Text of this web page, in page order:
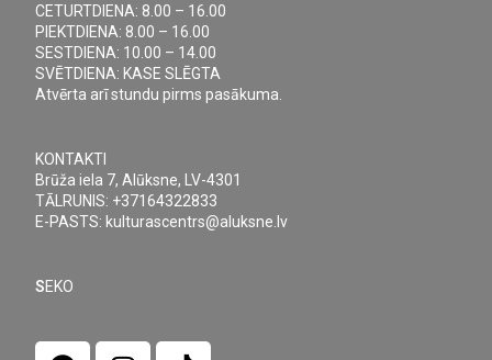
CETURTDIENA: 8.00 – 16.00
PIEKTDIENA: 8.00 – 16.00
SESTDIENA: 10.00 – 14.00
SVĒTDIENA: KASE SLĒGTA
Atvērta arī stundu pirms pasākuma.
KONTAKTI
Brūža iela 7, Alūksne, LV-4301
TĀLRUNIS: +37164322833
E-PASTS: kulturascentrs@aluksne.lv
SEKO